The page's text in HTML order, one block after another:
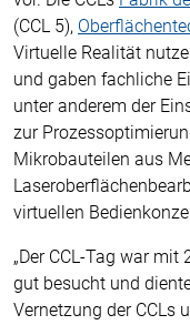
(CCL 5),
Virtuelle Realität
und gaben fachliche
unter anderem der
zur
Mikrobauteilen aus
virtuellen
„Der CCL-Tag war
gut besucht und
Vernetzung der CCLs